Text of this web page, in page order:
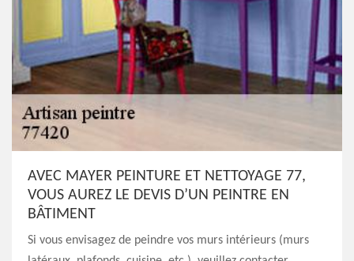
AVEC MAYER PEINTURE ET NETTOYAGE 77,
VOUS AUREZ LE DEVIS D’UN PEINTRE EN
BÂTIMENT
Si vous envisagez de peindre vos murs intérieurs (murs